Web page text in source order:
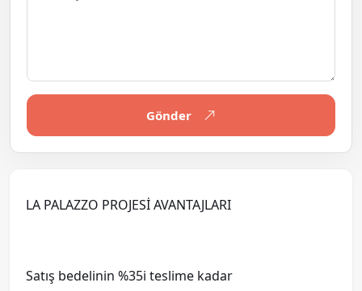
Gönder
LA PALAZZO PROJESİ AVANTAJLARI
Satış bedelinin %35i teslime kadar